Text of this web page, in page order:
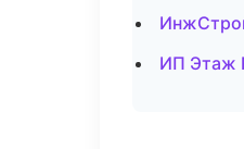
ИП Этаж